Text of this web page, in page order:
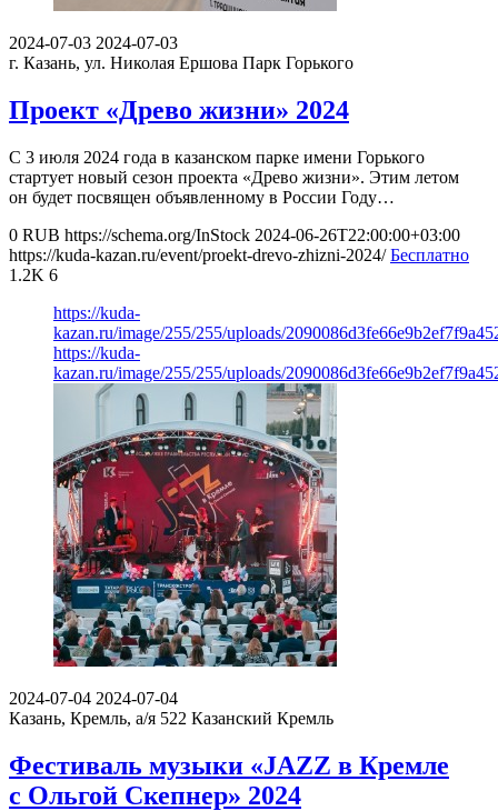
2024-07-03 2024-07-03
г. Казань, ул. Николая Ершова Парк Горького
Проект «Древо жизни» 2024
С 3 июля 2024 года в казанском парке имени Горького
стартует новый сезон проекта «Древо жизни». Этим летом
он будет посвящен объявленному в России Году…
0 RUB https://schema.org/InStock 2024-06-26T22:00:00+03:00
https://kuda-kazan.ru/event/proekt-drevo-zhizni-2024/ Бесплатно
1.2K 6
https://kuda-
kazan.ru/image/255/255/uploads/
https://kuda-
kazan.ru/image/255/255/uploads/
2024-07-04 2024-07-04
Казань, Кремль, а/я 522 Казанский Кремль
Фестиваль музыки «JAZZ в Кремле
с Ольгой Скепнер» 2024